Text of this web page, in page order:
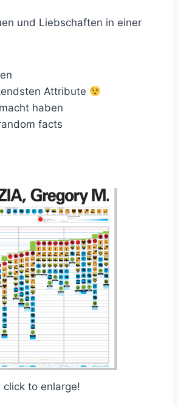
und Liebschaften in einer
Attribute
haben
facts
click to enlarge!